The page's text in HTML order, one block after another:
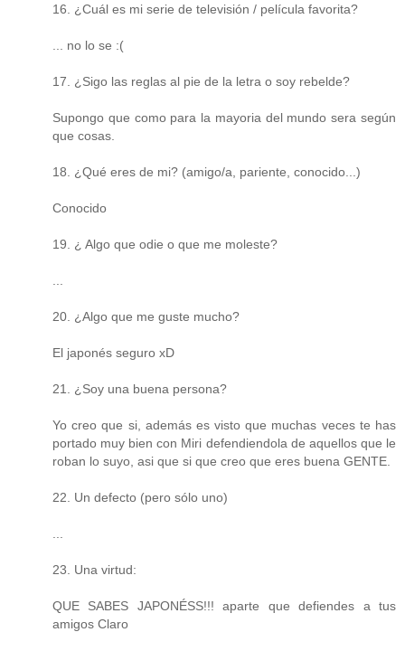
16. ¿Cuál es mi serie de televisión / película favorita?
... no lo se :(
17. ¿Sigo las reglas al pie de la letra o soy rebelde?
Supongo que como para la mayoria del mundo sera según
que cosas.
18. ¿Qué eres de mi? (amigo/a, pariente, conocido...)
Conocido
19. ¿ Algo que odie o que me moleste?
20. ¿Algo que me guste mucho?
El japonés seguro xD
21. ¿Soy una buena persona?
Yo creo que si, además es visto que muchas veces te has
portado muy bien con Miri defendiendola de aquellos que le
roban lo suyo, asi que si que creo que eres buena GENTE.
22. Un defecto (pero sólo uno)
23. Una virtud:
QUE SABES JAPONÉSS!!! aparte que defiendes a tus
amigos Claro